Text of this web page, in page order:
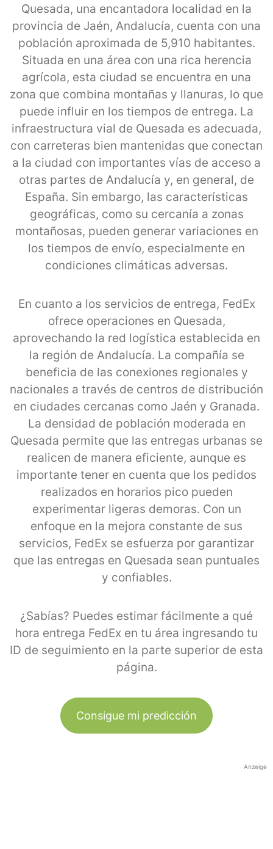
Quesada, una encantadora localidad en la
provincia de Jaén, Andalucía, cuenta con una
población aproximada de 5,910 habitantes.
Situada en una área con una rica herencia
agrícola, esta ciudad se encuentra en una
zona que combina montañas y llanuras, lo que
puede influir en los tiempos de entrega. La
infraestructura vial de Quesada es adecuada,
con carreteras bien mantenidas que conectan
a la ciudad con importantes vías de acceso a
otras partes de Andalucía y, en general, de
España. Sin embargo, las características
geográficas, como su cercanía a zonas
montañosas, pueden generar variaciones en
los tiempos de envío, especialmente en
condiciones climáticas adversas.
En cuanto a los servicios de entrega, FedEx
ofrece operaciones en Quesada,
aprovechando la red logística establecida en
la región de Andalucía. La compañía se
beneficia de las conexiones regionales y
nacionales a través de centros de distribución
en ciudades cercanas como Jaén y Granada.
La densidad de población moderada en
Quesada permite que las entregas urbanas se
realicen de manera eficiente, aunque es
importante tener en cuenta que los pedidos
realizados en horarios pico pueden
experimentar ligeras demoras. Con un
enfoque en la mejora constante de sus
servicios, FedEx se esfuerza por garantizar
que las entregas en Quesada sean puntuales
y confiables.
¿Sabías? Puedes estimar fácilmente a qué
hora entrega FedEx en tu área ingresando tu
ID de seguimiento en la parte superior de esta
página.
Consigue mi predicción
Anzeige